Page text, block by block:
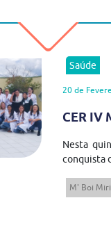
Saúde
20 de
CER IV
Nesta
conquista
M' Boi